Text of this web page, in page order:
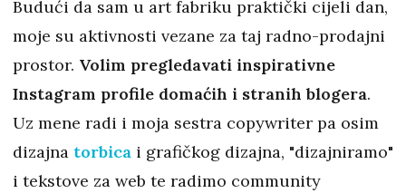
Budući da sam u art fabriku praktički cijeli dan,
moje su aktivnosti vezane za taj radno-prodajni
prostor. Volim pregledavati inspirativne
Instagram profile domaćih i stranih blogera.
Uz mene radi i moja sestra copywriter pa osim
dizajna torbica i grafičkog dizajna, "dizajniramo"
i tekstove za web te radimo community